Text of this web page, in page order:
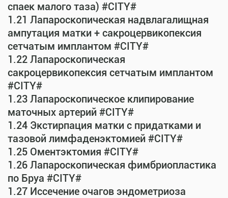
спаек малого таза) #CITY#
1.21 Лапароскопическая надвлагалищная
ампутация матки + сакроцервикопексия
сетчатым имплантом #CITY#
1.22 Лапароскопическая
сакроцервикопексия сетчатым имплантом
#CITY#
1.23 Лапароскопическое клипирование
маточных артерий #CITY#
1.24 Экстирпация матки с придатками и
тазовой лимфаденэктомией #CITY#
1.25 Оментэктомия #CITY#
1.26 Лапароскопическая фимбриопластика
по Бруа #CITY#
1.27 Иссечение очагов эндометриоза